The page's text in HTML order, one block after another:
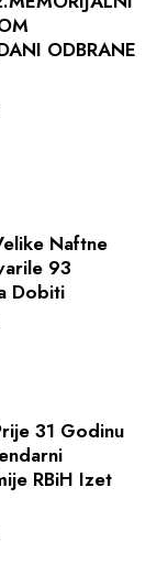
ODBRANE
Naftne
93
Dobiti
31 Godinu
RBiH Izet